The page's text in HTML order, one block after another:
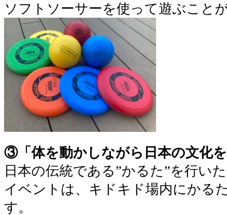
ソフトソーサーを使って遊ぶこと
③「体を動かしながら日本の文化
日本の伝統である”かるた”を行い
イベントは、キドキド場内にかる
す。